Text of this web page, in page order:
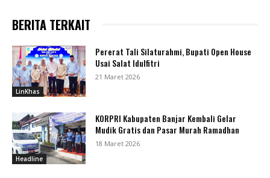
BERITA TERKAIT
LinKhas
Pererat Tali Silaturahmi, Bupati Open House
Usai Salat Idulfitri
21 Maret 2026
Headline
KORPRI Kabupaten Banjar Kembali Gelar
Mudik Gratis dan Pasar Murah Ramadhan
18 Maret 2026